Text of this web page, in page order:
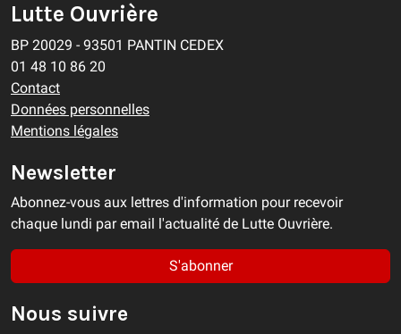
Lutte Ouvrière
BP 20029 - 93501 PANTIN CEDEX
01 48 10 86 20
Contact
Données personnelles
Mentions légales
Newsletter
Abonnez-vous aux lettres d'information pour recevoir
chaque lundi par email l'actualité de Lutte Ouvrière.
S'abonner
Nous suivre